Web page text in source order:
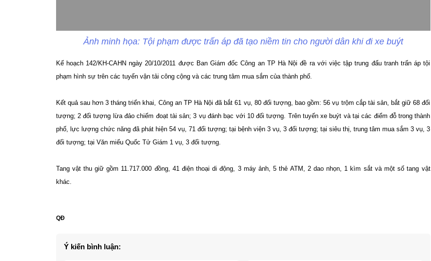
Ảnh minh họa: Tội phạm được trấn áp đã tạo niềm tin cho người dân khi đi xe buýt
Kế hoạch 142/KH-CAHN ngày 20/10/2011 được Ban Giám đốc Công an TP Hà Nội đề ra với việc tập trung đấu tranh trấn áp tội
phạm hình sự trên các tuyến vận tải công cộng và các trung tâm mua sắm của thành phố.
Kết quả sau hơn 3 tháng triển khai, Công an TP Hà Nội đã bắt 61 vụ, 80 đối tượng, bao gồm: 56 vụ trộm cắp tài sản, bắt giữ 68 đối
tượng; 2 đối tượng lừa đảo chiếm đoạt tài sản; 3 vụ đánh bạc với 10 đối tượng. Trên tuyến xe buýt và tại các điểm đỗ trong thành
phố, lực lượng chức năng đã phát hiện 54 vụ, 71 đối tượng; tại bệnh viện 3 vụ, 3 đối tượng; tại siêu thị, trung tâm mua sắm 3 vụ, 3
đối tượng; tại Văn miếu Quốc Tử Giám 1 vụ, 3 đối tượng.
Tang vật thu giữ gồm 11.717.000 đồng, 41 điện thoại di động, 3 máy ảnh, 5 thẻ ATM, 2 dao nhọn, 1 kìm sắt và một số tang vật
khác.
QĐ
Ý kiến bình luận: